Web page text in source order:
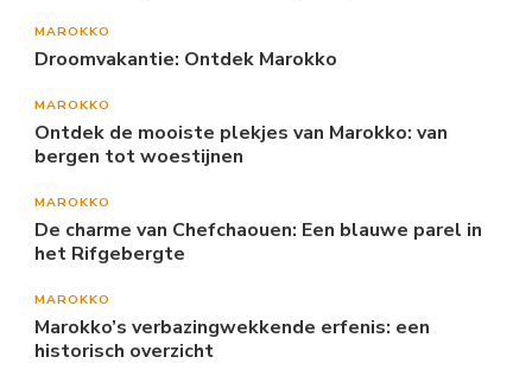
MAROKKO
Droomvakantie: Ontdek Marokko
MAROKKO
Ontdek de mooiste plekjes van Marokko: van
bergen tot woestijnen
MAROKKO
De charme van Chefchaouen: Een blauwe parel in
het Rifgebergte
MAROKKO
Marokko’s verbazingwekkende erfenis: een
historisch overzicht